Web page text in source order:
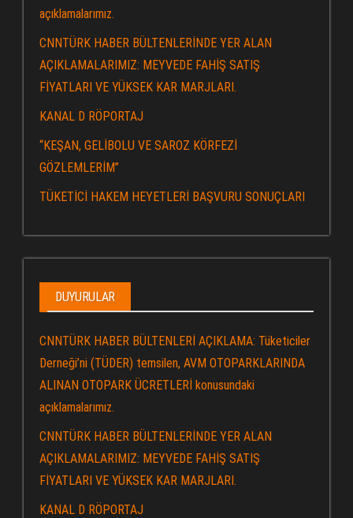
açıklamalarımız.
CNNTÜRK HABER BÜLTENLERİNDE YER ALAN
AÇIKLAMALARIMIZ: MEYVEDE FAHİŞ SATIŞ
FİYATLARI VE YÜKSEK KAR MARJLARI.
KANAL D RÖPORTAJ
“KEŞAN, GELİBOLU VE SAROZ KÖRFEZİ
GÖZLEMLERİM”
TÜKETİCİ HAKEM HEYETLERİ BAŞVURU SONUÇLARI
DUYURULAR
CNNTÜRK HABER BÜLTENLERİ AÇIKLAMA: Tüketiciler
Derneği’ni (TÜDER) temsilen, AVM OTOPARKLARINDA
ALINAN OTOPARK ÜCRETLERİ konusundaki
açıklamalarımız.
CNNTÜRK HABER BÜLTENLERİNDE YER ALAN
AÇIKLAMALARIMIZ: MEYVEDE FAHİŞ SATIŞ
FİYATLARI VE YÜKSEK KAR MARJLARI.
KANAL D RÖPORTAJ